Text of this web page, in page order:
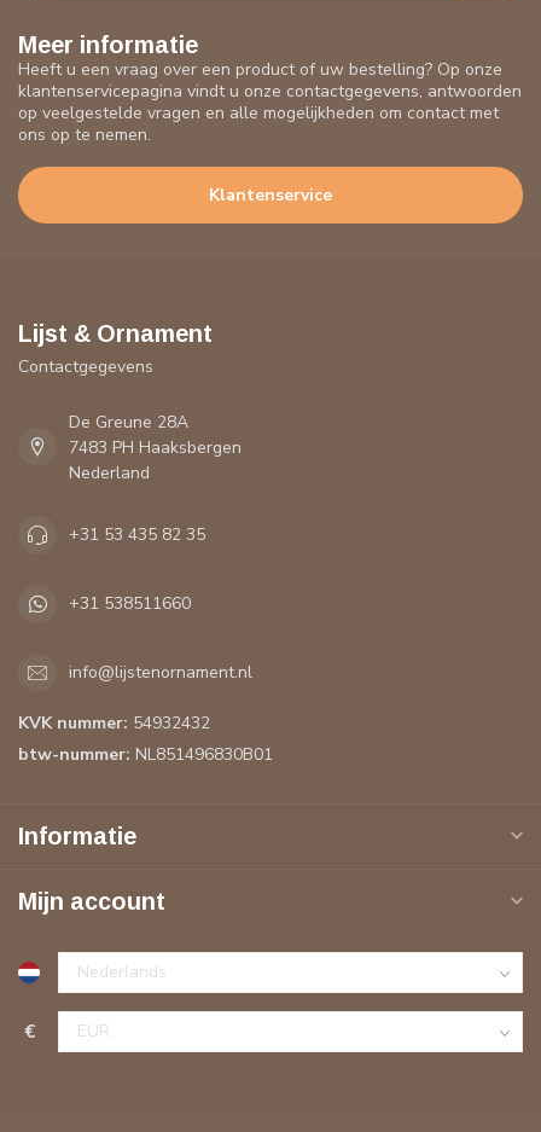
Meer informatie
Heeft u een vraag over een product of uw bestelling? Op onze
klantenservicepagina vindt u onze contactgegevens, antwoorden
op veelgestelde vragen en alle mogelijkheden om contact met
ons op te nemen.
Klantenservice
Lijst & Ornament
Contactgegevens
De Greune 28A
7483 PH Haaksbergen
Nederland
+31 53 435 82 35
+31 538511660
info@lijstenornament.nl
KVK nummer: 54932432
btw-nummer: NL851496830B01
Informatie
Mijn account
€